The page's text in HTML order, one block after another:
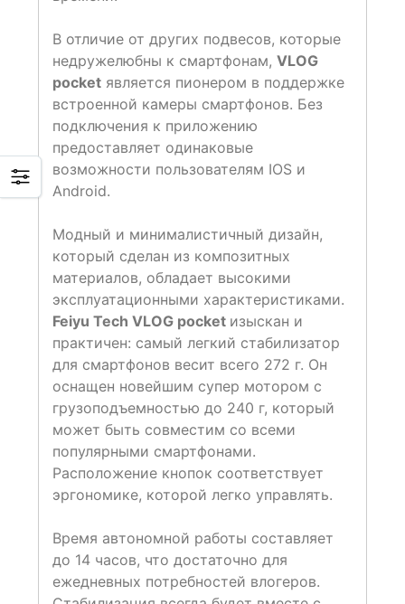
В отличие от других подвесов, которые
недружелюбны к смартфонам, VLOG
pocket является пионером в поддержке
встроенной камеры смартфонов. Без
подключения к приложению
предоставляет одинаковые
возможности пользователям IOS и
Android.
Модный и минималистичный дизайн,
который сделан из композитных
материалов, обладает высокими
эксплуатационными характеристиками.
Feiyu Tech VLOG pocket изыскан и
практичен: самый легкий стабилизатор
для смартфонов весит всего 272 г. Он
оснащен новейшим супер мотором с
грузоподъемностью до 240 г, который
может быть совместим со всеми
популярными смартфонами.
Расположение кнопок соответствует
эргономике, которой легко управлять.
Время автономной работы составляет
до 14 часов, что достаточно для
ежедневных потребностей влогеров.